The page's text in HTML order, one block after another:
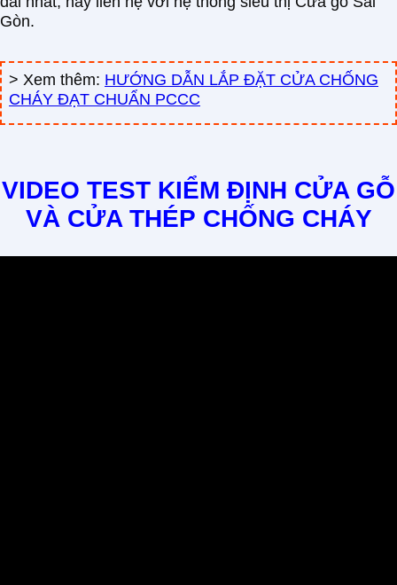
Gòn.
> Xem thêm: HƯỚNG DẪN LẮP ĐẶT CỬA CHỐNG
CHÁY ĐẠT CHUẨN PCCC
VIDEO TEST KIỂM ĐỊNH CỬA GỖ
VÀ CỬA THÉP CHỐNG CHÁY